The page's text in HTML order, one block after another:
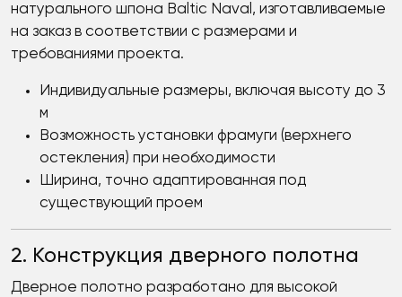
натурального шпона Baltic Naval, изготавливаемые
на заказ в соответствии с размерами и
требованиями проекта.
Индивидуальные размеры, включая высоту до 3
м
Возможность установки фрамуги (верхнего
остекления) при необходимости
Ширина, точно адаптированная под
существующий проем
2. Конструкция дверного полотна
Дверное полотно разработано для высокой